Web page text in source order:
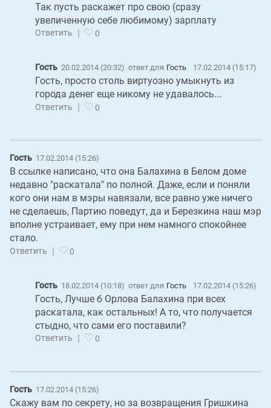
Так пусть раскажет про свою (сразу
увеличенную себе любимому) зарплату
Ответить 0
Гость 20.02.2014 (20:32) ответ для Гость 17.02.2014 (15:17)
Гость, просто столь виртуозно умыкнуть из
города денег еще никому не удавалось...
Ответить | 0
Гость 17.02.2014 (15:26)
В ссылке написано, что она Балахина в Белом доме
недавно "раскатала" по полной. Даже, если и поняли
кого они нам в мэры навязали, все равно уже ничего
не сделаешь, Партию поведут, да и Березкина наш мэр
вполне устраивает, ему при нем намного спокойнее
стало.
Ответить | 0
Гость 18.02.2014 (10:18) ответ для Гость 17.02.2014 (15:26)
Гость, Лучше б Орлова Балахина при всех
раскатала, как остальных! А то, что получается
стыдно, что сами его поставили?
Ответить | 0
Гость 17.02.2014 (15:26)
Скажу вам по секрету, но за возвращения Гришкина